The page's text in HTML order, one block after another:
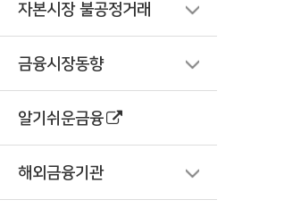
자본시장 불공정거래
금융시장동향
알기쉬운금융
해외금융기관